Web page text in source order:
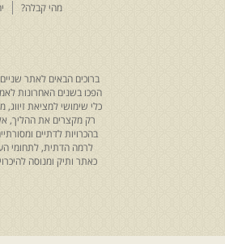
מהי קבלה?
ברוכים הבאים לאתר
הפכו בשנים האחרונות
כלי שימושי למציאת
רק מקצרים את ההליך,
בהכרויות לדתיים
לרמה הדתית, לתחומי
כאתר ותיק ומנוסה